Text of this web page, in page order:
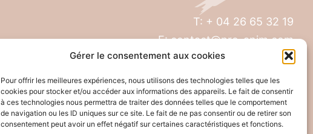
Gérer le consentement aux cookies
Pour offrir les meilleures expériences, nous utilisons des technologies telles que les
cookies pour stocker et/ou accéder aux informations des appareils. Le fait de consentir
à ces technologies nous permettra de traiter des données telles que le comportement
de navigation ou les ID uniques sur ce site. Le fait de ne pas consentir ou de retirer son
consentement peut avoir un effet négatif sur certaines caractéristiques et fonctions.
T: + 04 26 65 32 19
E: contact@pro-anim.com
69300 Caluire